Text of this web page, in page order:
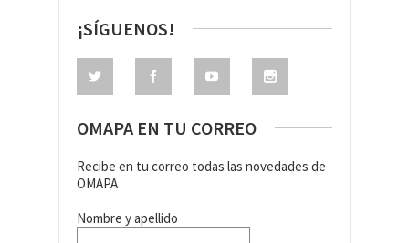
¡SÍGUENOS!
OMAPA EN TU CORREO
Recibe en tu correo todas las novedades de
OMAPA
Nombre y apellido